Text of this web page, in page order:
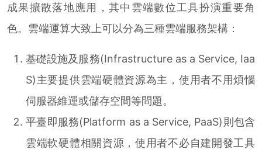
成果擴散落地應用，其中雲端數位工具扮演重要角
色。雲端運算大致上可以分為三種雲端服務架構：
基礎設施及服務(Infrastructure as a Service, Iaa
S)主要提供雲端硬體資源為主，使用者不用煩惱
伺服器維運或儲存空間等問題。
平臺即服務(Platform as a Service, PaaS)則包含
雲端軟硬體相關資源，使用者不必自建開發工具